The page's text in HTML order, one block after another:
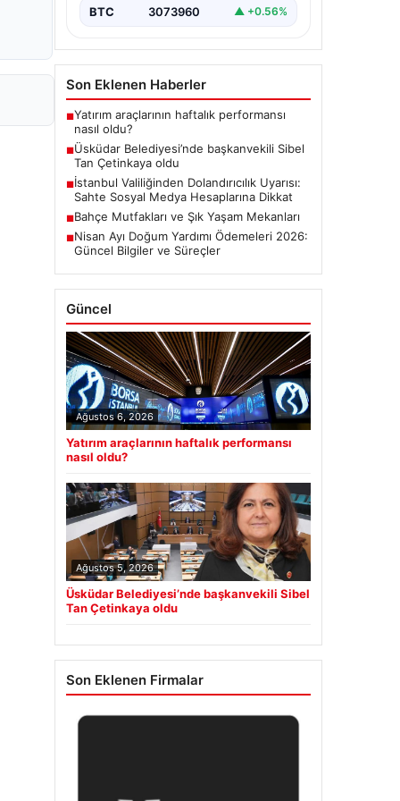
BTC 3073960 ▲ +0.56%
Son Eklenen Haberler
■Yatırım araçlarının haftalık performansı
nasıl oldu?
■Üsküdar Belediyesi’nde başkanvekili Sibel
Tan Çetinkaya oldu
■İstanbul Valiliğinden Dolandırıcılık Uyarısı:
Sahte Sosyal Medya Hesaplarına Dikkat
■Bahçe Mutfakları ve Şık Yaşam Mekanları
■Nisan Ayı Doğum Yardımı Ödemeleri 2026:
Güncel Bilgiler ve Süreçler
Güncel
Ağustos 6, 2026
Yatırım araçlarının haftalık performansı
nasıl oldu?
Ağustos 5, 2026
Üsküdar Belediyesi’nde başkanvekili Sibel
Tan Çetinkaya oldu
Son Eklenen Firmalar